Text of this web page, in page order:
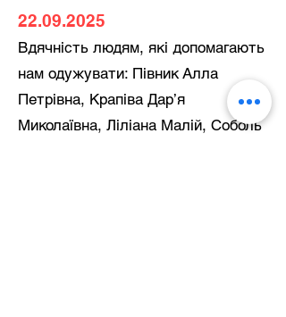
22.09.2025
Вдячність людям, які допомагають
нам одужувати: Півник Алла
Петрівна, Крапіва Дар’я
Миколаївна, Ліліана Малій, Соболь